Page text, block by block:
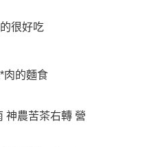
很好吃
肉的麵食
神農苦茶右轉 營